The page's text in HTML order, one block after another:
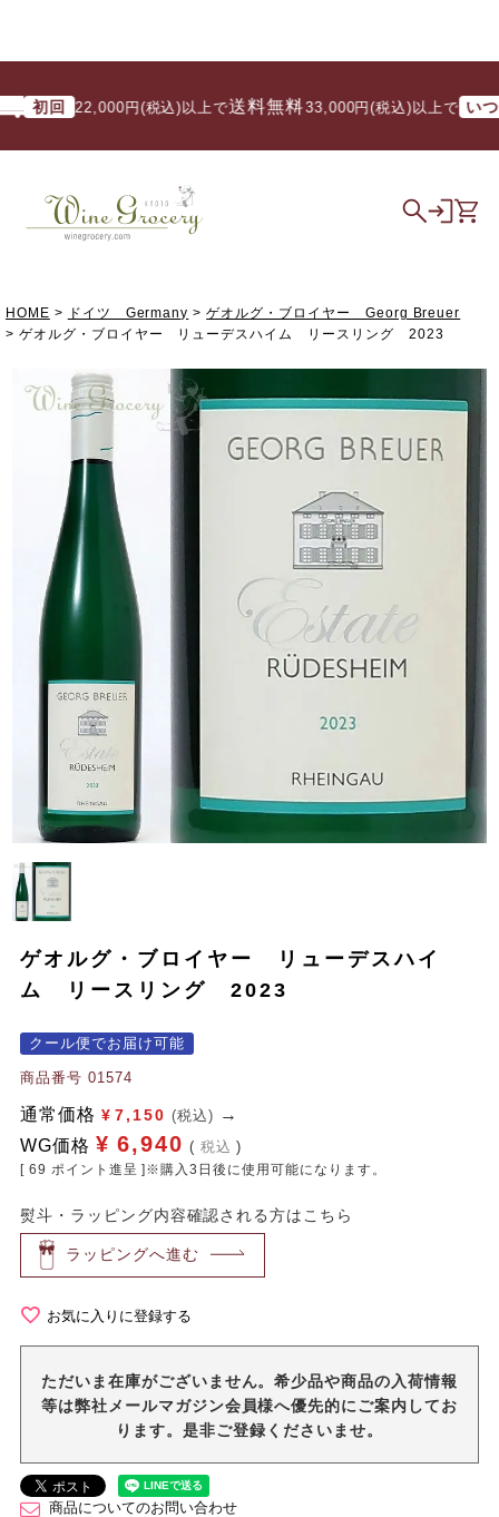
回 22,000円(税込)以上で送料無料/ 33,000円(税込)以上で いつでも
HOME ドイツ Germany
ゲオルグ・ブロイヤー Georg Breuer
ゲオルグ・ブロイヤー リューデスハイム リースリング 2023
ゲオルグ・ブロイヤー リューデスハイ
ム リースリング 2023
クール便でお届け可能
商品番号 01574
通常価格 ¥ 7,150 (税込)
WG価格 ¥ 6,940 税込
[ 69 ポイント進呈 ]※購入3日後に使用可能になります。
熨斗・ラッピング内容確認される方はこちら
ラッピングへ進む
お気に入りに登録する
ただいま在庫がございません。希少品や商品の入荷情報
等は弊社メールマガジン会員様へ優先的にご案内してお
ります。是非ご登録くださいませ。
商品についてのお問い合わせ